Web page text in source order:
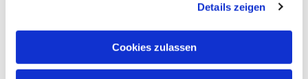
Details zeigen
Cookies zulassen